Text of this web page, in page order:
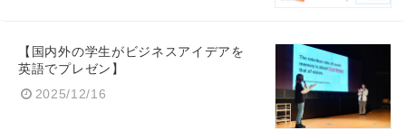
【国内外の学生がビジネスアイデアを
英語でプレゼン】
2025/12/16